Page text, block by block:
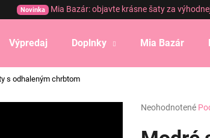
Novinka Mia Bazár: objavte krásne šaty za
Výpredaj Doplnky Mia Bazár
s odhaleným chrbtom
Priemerné
produktu
Neohodnotené
Čo potrebujete nájsť?
HĽADAŤ